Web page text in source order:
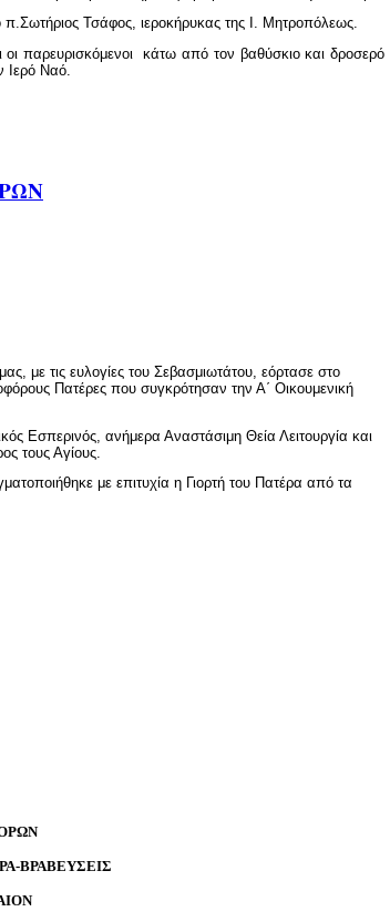
π.Σωτήριος Τσάφος, ιεροκήρυκας της Ι. Μητροπόλεως.
οι παρευρισκόμενοι κάτω από τον βαθύσκιο και δροσερό
Ιερό Ναό.
με τις ευλογίες του Σεβασμιωτάτου, εόρτασε στο
Πατέρες που συγκρότησαν την Α΄ Οικουμενική
Εσπερινός, ανήμερα Αναστάσιμη Θεία Λειτουργία και
τους Αγίους.
με επιτυχία η Γιορτή του Πατέρα από τα
ΒΡΑΒΕΥΣΕΙΣ